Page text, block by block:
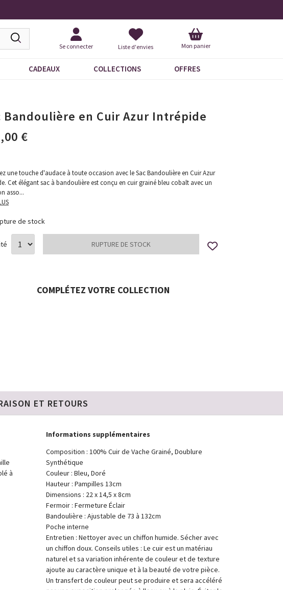
Se connecter Liste d'envies Mon panier
CADEAUX COLLECTIONS OFFRES
Bandoulière en Cuir Azur Intrépide
€
une touche d'audace à toute occasion avec le Sac Bandoulière en Cuir Azur
Cet élégant sac à bandoulière est conçu en cuir grainé bleu cobalt avec un
asso...
de stock
COMPLÉTEZ VOTRE COLLECTION
à
Informations supplémentaires
Composition : 100% Cuir de Vache Grainé, Doublure
Synthétique
Couleur : Bleu, Doré
Hauteur : Pampilles 13cm
Dimensions : 22 x 14,5 x 8cm
Fermoir : Fermeture Éclair
Bandoulière : Ajustable de 73 à 132cm
Poche interne
Entretien : Nettoyer avec un chiffon humide. Sécher avec
un chiffon doux. Conseils utiles : Le cuir est un matériau
naturel et sa variation inhérente de couleur et de texture
ajoute au caractère unique et à la beauté de votre pièce.
Un transfert de couleur peut se produire et sera accéléré
ET RETOURS